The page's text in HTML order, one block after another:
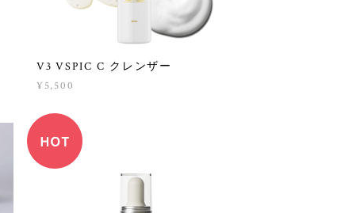
V3 VSPIC C クレンザー
¥5,500